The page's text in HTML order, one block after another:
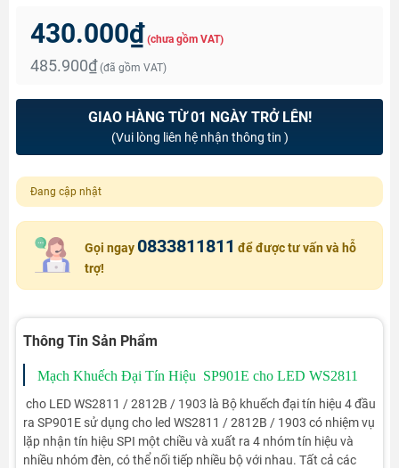
430.000₫ (chưa gồm VAT)
485.900₫ (đã gồm VAT)
GIAO HÀNG TỪ 01 NGÀY TRỞ LÊN!
(Vui lòng liên hệ nhận thông tin )
Đang cập nhật
Gọi ngay 0833811811 để được tư vấn và hỗ
trợ!
Thông Tin Sản Phẩm
Mạch Khuếch Đại Tín Hiệu SP901E cho LED WS2811
cho LED WS2811 / 2812B / 1903 là Bộ khuếch đại tín hiệu 4 đầu
ra SP901E sử dụng cho led WS2811 / 2812B / 1903 có nhiệm vụ
lặp nhận tín hiệu SPI một chiều và xuất ra 4 nhóm tín hiệu và
nhiều nhóm đèn, có thể nối tiếp nhiều bộ với nhau. Tất cả các